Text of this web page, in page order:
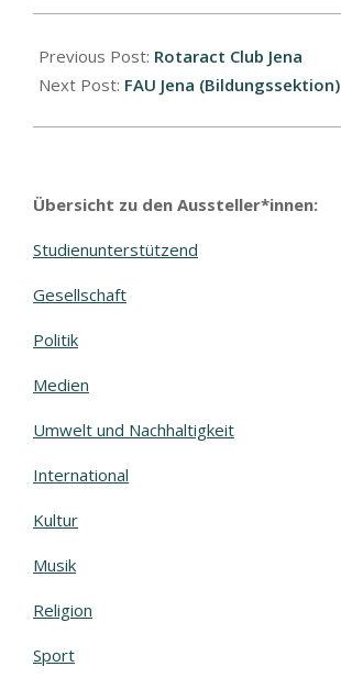
Previous Post: Rotaract Club Jena
Next Post: FAU Jena (Bildungssektion)
Übersicht zu den Aussteller*innen:
Studienunterstützend
Gesellschaft
Politik
Medien
Umwelt und Nachhaltigkeit
International
Kultur
Musik
Religion
Sport